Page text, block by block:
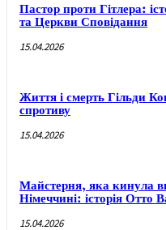
Пастор проти Гітлера:
та Церкви Сповідання
15.04.2026
Життя і смерть Гільди
спротиву
15.04.2026
Майстерня, яка кинула
Німеччині: історія Отто
15.04.2026